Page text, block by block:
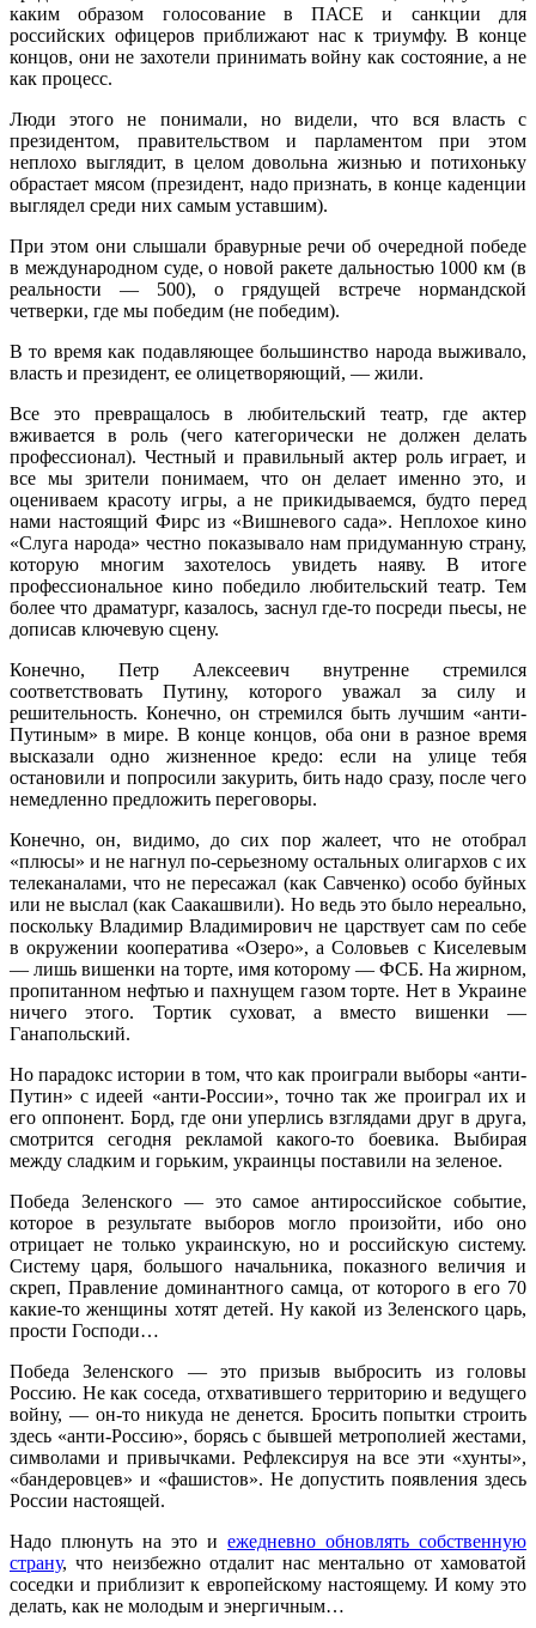
каким образом голосование в ПАСЕ и санкции для
российских офицеров приближают нас к триумфу. В конце
концов, они не захотели принимать войну как состояние, а не
как процесс.
Люди этого не понимали, но видели, что вся власть с
президентом, правительством и парламентом при этом
неплохо выглядит, в целом довольна жизнью и потихоньку
обрастает мясом (президент, надо признать, в конце каденции
выглядел среди них самым уставшим).
При этом они слышали бравурные речи об очередной победе
в международном суде, о новой ракете дальностью 1000 км (в
реальности — 500), о грядущей встрече нормандской
четверки, где мы победим (не победим).
В то время как подавляющее большинство народа выживало,
власть и президент, ее олицетворяющий, — жили.
Все это превращалось в любительский театр, где актер
вживается в роль (чего категорически не должен делать
профессионал). Честный и правильный актер роль играет, и
все мы зрители понимаем, что он делает именно это, и
оцениваем красоту игры, а не прикидываемся, будто перед
нами настоящий Фирс из «Вишневого сада». Неплохое кино
«Слуга народа» честно показывало нам придуманную страну,
которую многим захотелось увидеть наяву. В итоге
профессиональное кино победило любительский театр. Тем
более что драматург, казалось, заснул где-то посреди пьесы, не
дописав ключевую сцену.
Конечно, Петр Алексеевич внутренне стремился
соответствовать Путину, которого уважал за силу и
решительность. Конечно, он стремился быть лучшим «анти-
Путиным» в мире. В конце концов, оба они в разное время
высказали одно жизненное кредо: если на улице тебя
остановили и попросили закурить, бить надо сразу, после чего
немедленно предложить переговоры.
Конечно, он, видимо, до сих пор жалеет, что не отобрал
«плюсы» и не нагнул по-серьезному остальных олигархов с их
телеканалами, что не пересажал (как Савченко) особо буйных
или не выслал (как Саакашвили). Но ведь это было нереально,
поскольку Владимир Владимирович не царствует сам по себе
в окружении кооператива «Озеро», а Соловьев с Киселевым
— лишь вишенки на торте, имя которому — ФСБ. На жирном,
пропитанном нефтью и пахнущем газом торте. Нет в Украине
ничего этого. Тортик суховат, а вместо вишенки —
Ганапольский.
Но парадокс истории в том, что как проиграли выборы «анти-
Путин» с идеей «анти-России», точно так же проиграл их и
его оппонент. Борд, где они уперлись взглядами друг в друга,
смотрится сегодня рекламой какого-то боевика. Выбирая
между сладким и горьким, украинцы поставили на зеленое.
Победа Зеленского — это самое антироссийское событие,
которое в результате выборов могло произойти, ибо оно
отрицает не только украинскую, но и российскую систему.
Систему царя, большого начальника, показного величия и
скреп, Правление доминантного самца, от которого в его 70
какие-то женщины хотят детей. Ну какой из Зеленского царь,
прости Господи…
Победа Зеленского — это призыв выбросить из головы
Россию. Не как соседа, отхватившего территорию и ведущего
войну, — он-то никуда не денется. Бросить попытки строить
здесь «анти-Россию», борясь с бывшей метрополией жестами,
символами и привычками. Рефлексируя на все эти «хунты»,
«бандеровцев» и «фашистов». Не допустить появления здесь
России настоящей.
Надо плюнуть на это и ежедневно обновлять собственную
страну, что неизбежно отдалит нас ментально от хамоватой
соседки и приблизит к европейскому настоящему. И кому это
делать, как не молодым и энергичным…